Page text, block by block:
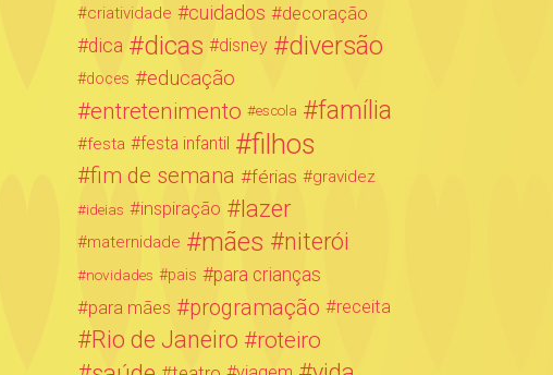
criatividade cuidados
decoração
dica
dicas disney diversão
doces educação
entretenimento escola família
festa festa infantil filhos
fim de semana férias gravidez
ideias inspiração lazer
maternidade mães niterói
novidades pais
para crianças
para mães
programação receita
Rio de Janeiro roteiro